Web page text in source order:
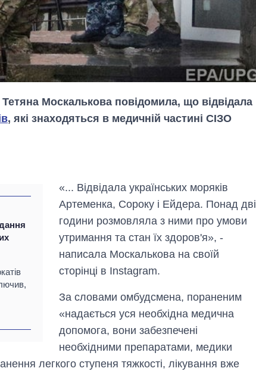
Москалькова повідомила, що відвідала
, які знаходяться в медичній частині СІЗО
«... Відвідала українських моряків
Артеменка, Сороку і Ейдера. Понад дві
години розмовляла з ними про умови
утримання та стан їх здоров'я», -
написала Москалькова на своїй
сторінці в Instagram.
За словами омбудсмена, пораненим
«надається уся необхідна медична
допомога, вони забезпечені
необхідними препаратами, медики
легкого ступеня тяжкості, лікування вже
Як змінився
бюджет
Міністерства
оборони за 13
росією